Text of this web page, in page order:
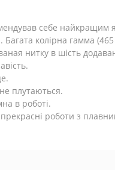
себе найкращим
колірна гамма
нитку в шість
плутаються.
в роботі.
роботи з